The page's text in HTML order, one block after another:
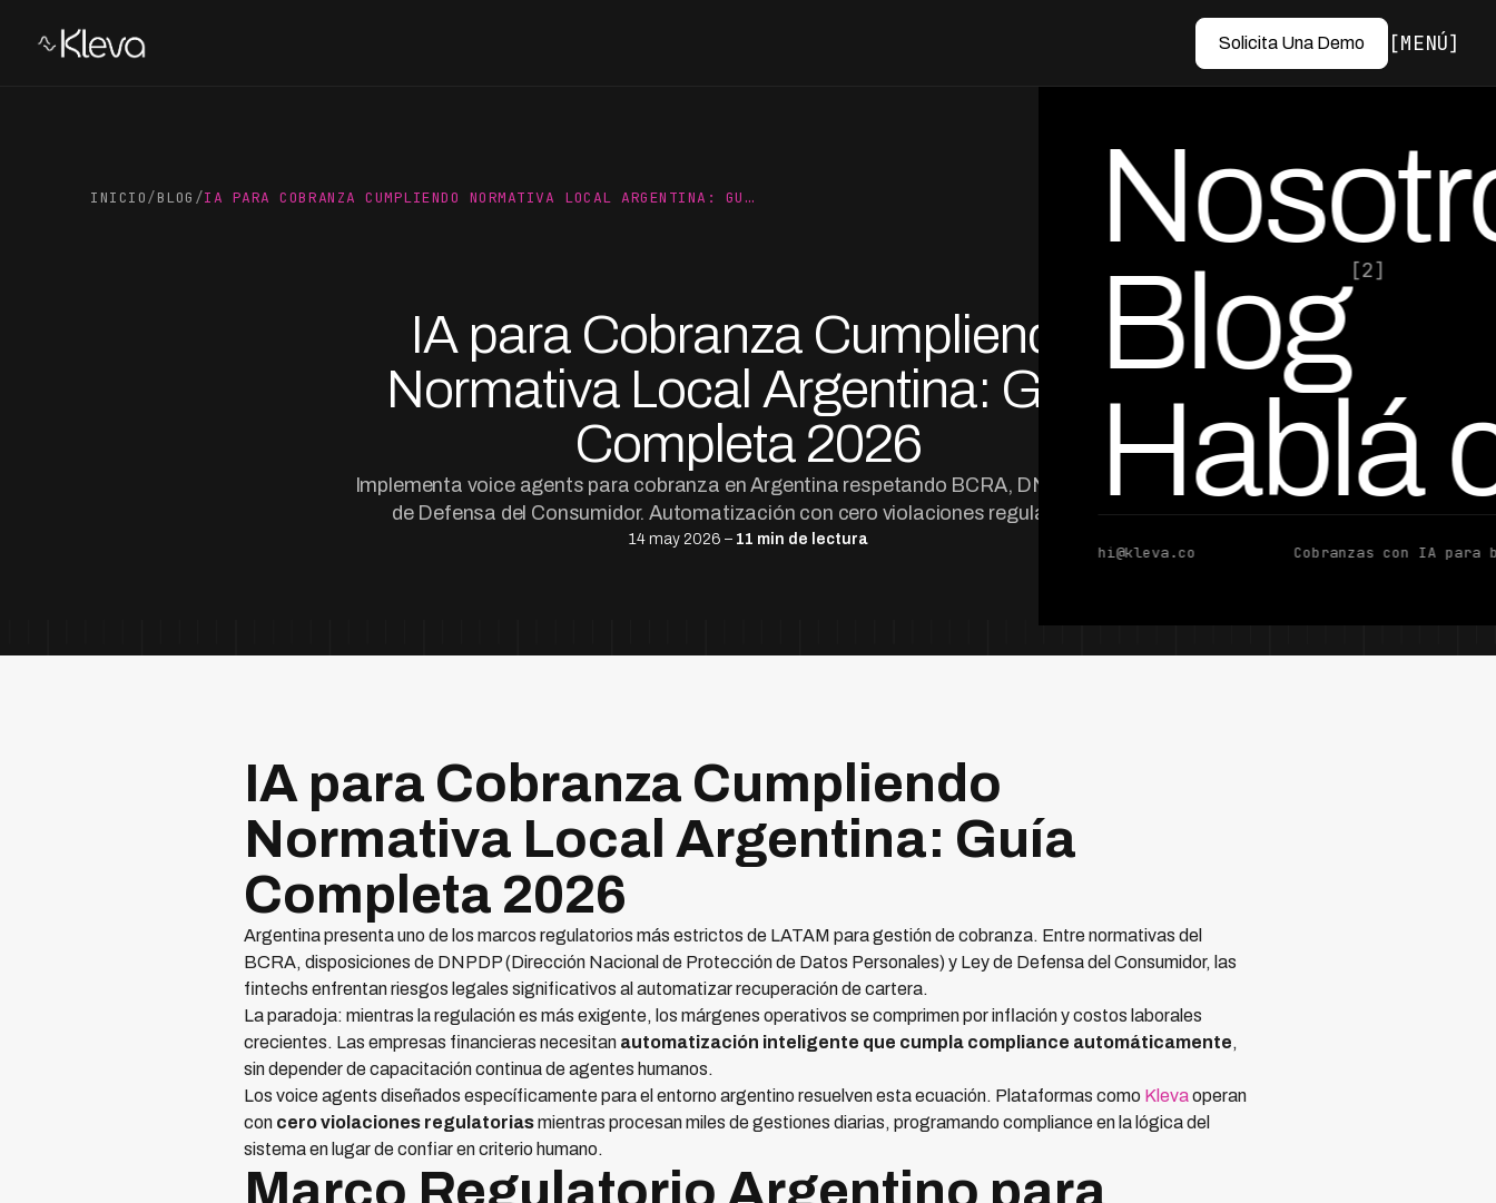
Solicita Una Demo MENÚ
Blog[2]
Hablá
hi@kleva.co Cobranzas con IA para
INICIO/BLOG /IA PARA COBRANZA CUMPLIENDO NORMATIVA LOCAL ARGENTINA: GU…
IA para Cobranza Cumpliendo
Normativa Local Argentina: Guía
Completa 2026
Implementa voice agents para cobranza en Argentina respetando BCRA, DNPDP y Ley
de Defensa del Consumidor. Automatización con cero violaciones regulatorias.
14 may 2026 – 11 min de lectura
por Ed Escobar
Co-Founder & CEO
IA para Cobranza Cumpliendo
Normativa Local Argentina: Guía
Completa 2026
Argentina presenta uno de los marcos regulatorios más estrictos de LATAM para gestión de cobranza. Entre normativas del
BCRA, disposiciones de DNPDP (Dirección Nacional de Protección de Datos Personales) y Ley de Defensa del Consumidor, las
fintechs enfrentan riesgos legales significativos al automatizar recuperación de cartera.
La paradoja: mientras la regulación es más exigente, los márgenes operativos se comprimen por inflación y costos laborales
crecientes. Las empresas financieras necesitan automatización inteligente que cumpla compliance automáticamente,
sin depender de capacitación continua de agentes humanos.
Los voice agents diseñados específicamente para el entorno argentino resuelven esta ecuación. Plataformas como Klevaoperan
con cero violaciones regulatoriasmientras procesan miles de gestiones diarias, programando compliance en la lógica del
sistema en lugar de confiar en criterio humano.
Marco Regulatorio Argentino para